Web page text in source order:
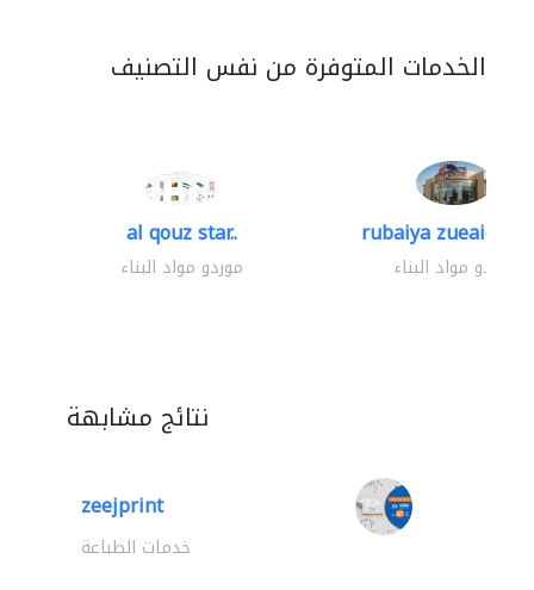
الخدمات المتوفرة من نفس التصنيف
al qouz star..
موردو مواد البناء
rubaiya zueaid
موردو مواد البناء
نتائج مشابهة
zeejprint
خدمات الطباعة